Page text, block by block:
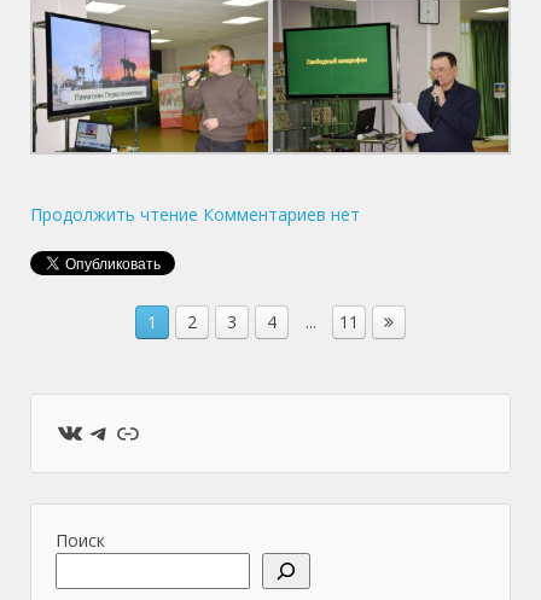
Продолжить чтение Комментариев нет
1 2 3 4 ... 11
ВКонтакте
Telegram
Ссылка
Поиск